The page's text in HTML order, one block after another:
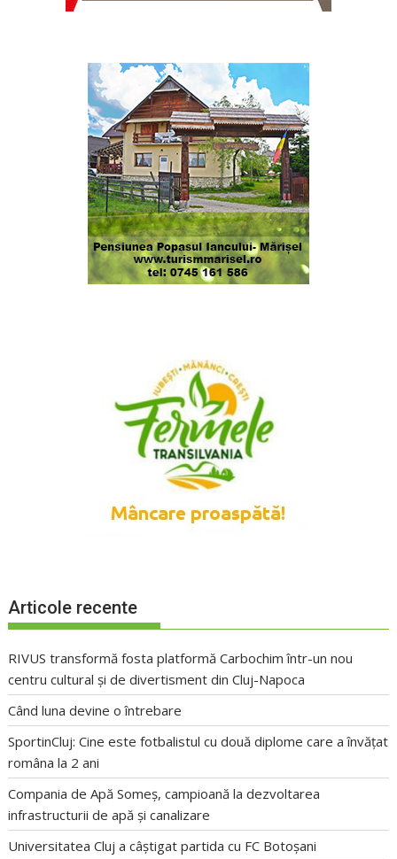
Articole recente
RIVUS transformă fosta platformă Carbochim într-un nou
centru cultural și de divertisment din Cluj-Napoca
Când luna devine o întrebare
SportinCluj: Cine este fotbalistul cu două diplome care a învățat
româna la 2 ani
Compania de Apă Someș, campioană la dezvoltarea
infrastructurii de apă și canalizare
Universitatea Cluj a câștigat partida cu FC Botoșani